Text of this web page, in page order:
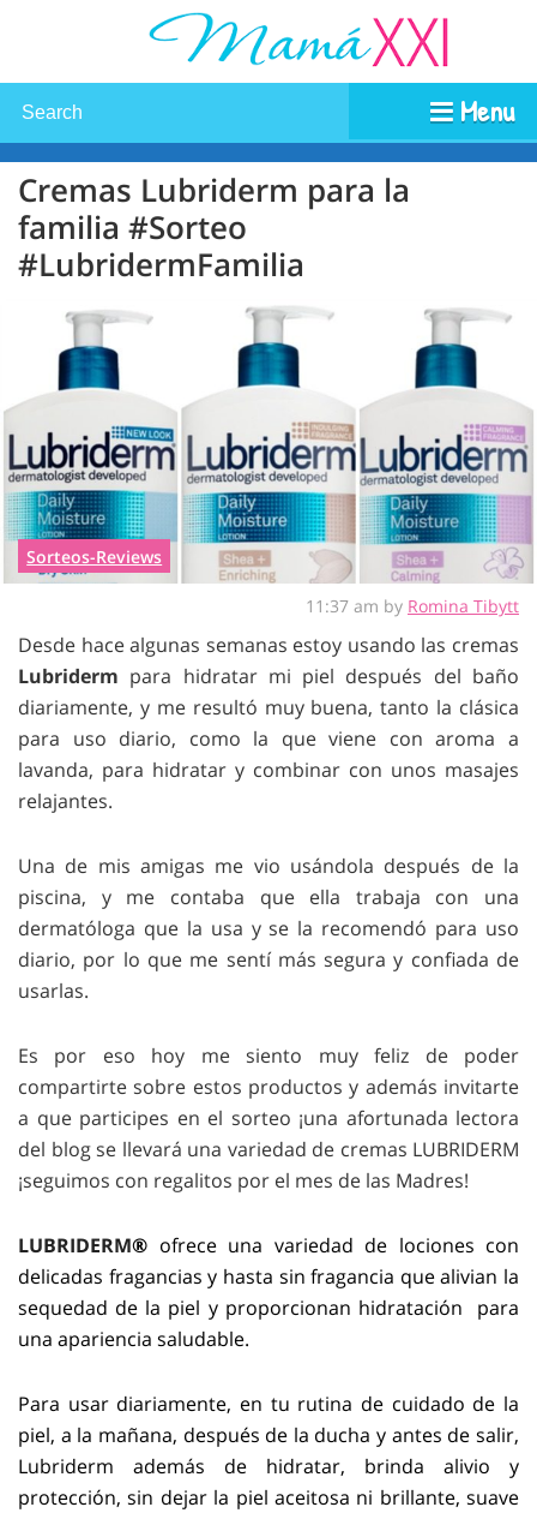
Menu
Cremas Lubriderm para la
familia #Sorteo
#LubridermFamilia
Sorteos-Reviews
11:37 am by Romina Tibytt
Desde hace algunas semanas estoy usando las cremas
Lubriderm para hidratar mi piel después del baño
diariamente, y me resultó muy buena, tanto la clásica
para uso diario, como la que viene con aroma a
lavanda, para hidratar y combinar con unos masajes
relajantes.
Una de mis amigas me vio usándola después de la
piscina, y me contaba que ella trabaja con una
dermatóloga que la usa y se la recomendó para uso
diario, por lo que me sentí más segura y confiada de
usarlas.
Es por eso hoy me siento muy feliz de poder
compartirte sobre estos productos y además invitarte
a que participes en el sorteo ¡una afortunada lectora
del blog se llevará una variedad de cremas LUBRIDERM
¡seguimos con regalitos por el mes de las Madres!
LUBRIDERM® ofrece una variedad de lociones con
delicadas fragancias y hasta sin fragancia que alivian la
sequedad de la piel y proporcionan hidratación para
una apariencia saludable.
Para usar diariamente, en tu rutina de cuidado de la
piel, a la mañana, después de la ducha y antes de salir,
Lubriderm además de hidratar, brinda alivio y
protección, sin dejar la piel aceitosa ni brillante, suave